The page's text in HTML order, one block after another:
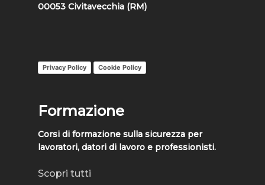
00053 Civitavecchia (RM)
Privacy Policy Cookie Policy
Formazione
Corsi di formazione sulla sicurezza per
lavoratori, datori di lavoro e professionisti.
Scopri tutti